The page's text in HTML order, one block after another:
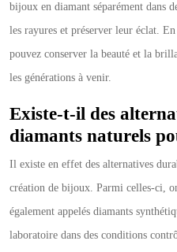
bijoux en diamant séparément dans
les rayures et préserver leur éclat.
pouvez conserver la beauté et la
les générations à venir.
Existe-t-il des
diamants naturels
Il existe en effet des alternatives
création de bijoux. Parmi celles-ci,
également appelés diamants
laboratoire dans des conditions